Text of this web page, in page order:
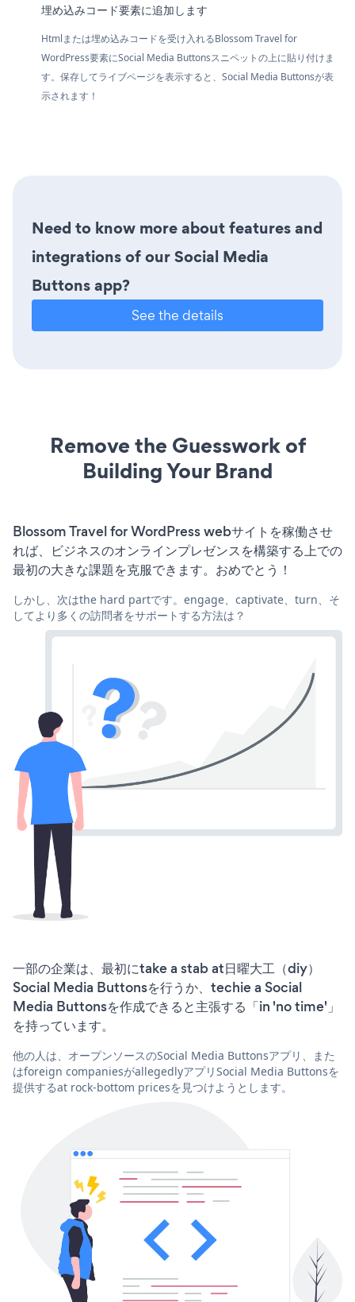
埋め込みコード要素に追加します
Htmlまたは埋め込みコードを受け入れるBlossom Travel for
WordPress要素にSocial Media Buttonsスニペットの上に貼り付けま
す。保存してライブページを表示すると、Social Media Buttonsが表
示されます！
Need to know more about features and
integrations of our Social Media
Buttons app?
See the details
Remove the Guesswork of
Building Your Brand
Blossom Travel for WordPress webサイトを稼働させ
れば、ビジネスのオンラインプレゼンスを構築する上での
最初の大きな課題を克服できます。おめでとう！
しかし、次はthe hard partです。engage、captivate、turn、そ
してより多くの訪問者をサポートする方法は？
一部の企業は、最初にtake a stab at日曜大工（diy）
Social Media Buttonsを行うか、techie a Social
Media Buttonsを作成できると主張する「in 'no time'」
を持っています。
他の人は、オープンソースのSocial Media Buttonsアプリ、また
はforeign companiesがallegedlyアプリSocial Media Buttonsを
提供するat rock-bottom pricesを見つけようとします。